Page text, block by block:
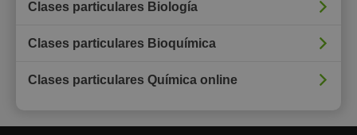
Clases particulares Biología
Clases particulares Bioquímica
Clases particulares Química online